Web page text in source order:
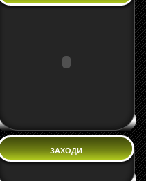
ЗАХОДИ